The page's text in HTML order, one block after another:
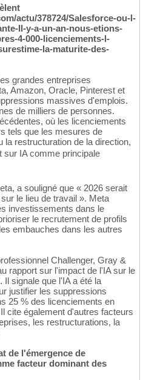
actu/378724/Salesforce-ou-l-
Il-y-a-un-an-nous-etions-
4-000-licenciements-l-
la-maturite-des-
grandes entreprises
Amazon, Oracle, Pinterest et
massives d'emplois.
de milliers de personnes.
où les licenciements
tels que les mesures de
la restructuration de la direction,
sur IA comme principale
a souligné que « 2026 serait
le lieu de travail ». Meta
investissements dans le
le recrutement de profils
embauches dans les autres
Challenger, Gray &
rapport sur l'impact de l'IA sur le
signale que l'IA a été la
justifier les suppressions
25 % des licenciements en
cite également d'autres facteurs
les restructurations, la
de l'émergence de
facteur dominant des